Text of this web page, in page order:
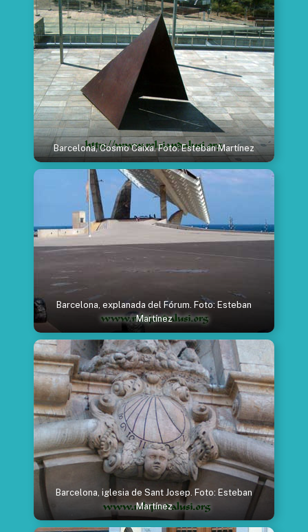
Barcelona, Cosmo Caixa. Foto: Esteban Martínez
Barcelona, explanada del Fórum. Foto: Esteban
Martínez
Barcelona, iglesia de Sant Josep. Foto: Esteban
Martínez